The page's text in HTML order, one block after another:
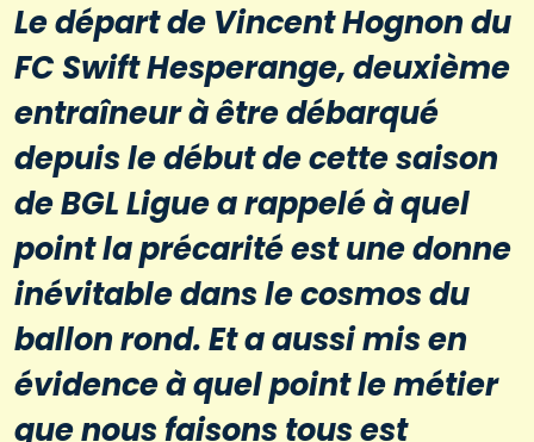
Le départ de Vincent Hognon du
FC Swift Hesperange, deuxième
entraîneur à être débarqué
depuis le début de cette saison
de BGL Ligue a rappelé à quel
point la précarité est une donne
inévitable dans le cosmos du
ballon rond. Et a aussi mis en
évidence à quel point le métier
que nous faisons tous est